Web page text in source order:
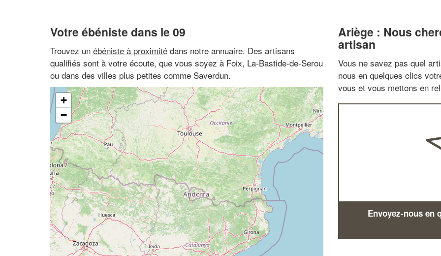
Votre ébéniste dans le 09
Trouvez un ébéniste à proximité dans notre annuaire. Des artisans
qualifiés sont à votre écoute, que vous soyez à Foix, La-Bastide-de-Serou
ou dans des villes plus petites comme Saverdun.
+
−
Ariège : Nous
artisan
Vous ne savez pas quel
nous en quelques clics
vous et vous mettons en
Envoyez-nous en